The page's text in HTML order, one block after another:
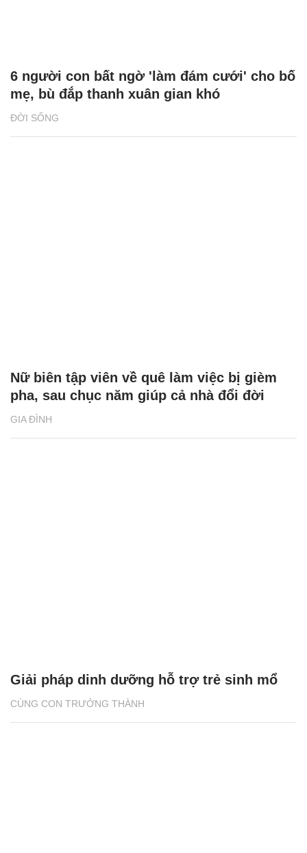
ĐỜI SỐNG
6 người con bất ngờ 'làm đám cưới' cho bố
mẹ, bù đắp thanh xuân gian khó
GIA ĐÌNH
Nữ biên tập viên về quê làm việc bị gièm
pha, sau chục năm giúp cả nhà đổi đời
CÙNG CON TRƯỞNG THÀNH
Giải pháp dinh dưỡng hỗ trợ trẻ sinh mổ